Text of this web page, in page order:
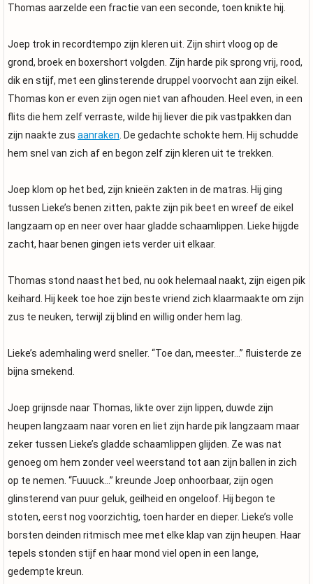
Thomas aarzelde een fractie van een seconde, toen knikte hij.
Joep trok in recordtempo zijn kleren uit. Zijn shirt vloog op de
grond, broek en boxershort volgden. Zijn harde pik sprong vrij, rood,
dik en stijf, met een glinsterende druppel voorvocht aan zijn eikel.
Thomas kon er even zijn ogen niet van afhouden. Heel even, in een
flits die hem zelf verraste, wilde hij liever die pik vastpakken dan
zijn naakte zus aanraken . De gedachte schokte hem. Hij schudde
hem snel van zich af en begon zelf zijn kleren uit te trekken.
Joep klom op het bed, zijn knieën zakten in de matras. Hij ging
tussen Lieke’s benen zitten, pakte zijn pik beet en wreef de eikel
langzaam op en neer over haar gladde schaamlippen. Lieke hijgde
zacht, haar benen gingen iets verder uit elkaar.
Thomas stond naast het bed, nu ook helemaal naakt, zijn eigen pik
keihard. Hij keek toe hoe zijn beste vriend zich klaarmaakte om zijn
zus te neuken, terwijl zij blind en willig onder hem lag.
Lieke’s ademhaling werd sneller. “Toe dan, meester…” fluisterde ze
bijna smekend.
Joep grijnsde naar Thomas, likte over zijn lippen, duwde zijn
heupen langzaam naar voren en liet zijn harde pik langzaam maar
zeker tussen Lieke’s gladde schaamlippen glijden. Ze was nat
genoeg om hem zonder veel weerstand tot aan zijn ballen in zich
op te nemen. “Fuuuck…” kreunde Joep onhoorbaar, zijn ogen
glinsterend van puur geluk, geilheid en ongeloof. Hij begon te
stoten, eerst nog voorzichtig, toen harder en dieper. Lieke’s volle
borsten deinden ritmisch mee met elke klap van zijn heupen. Haar
tepels stonden stijf en haar mond viel open in een lange,
gedempte kreun.